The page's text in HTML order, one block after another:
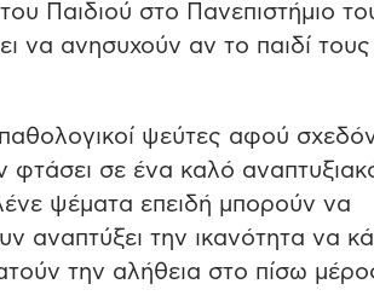
Παιδιού στο Πανεπιστήμιο
να ανησυχούν αν το παιδί τους
παθολογικοί ψεύτες αφού
φτάσει σε ένα καλό
ψέματα επειδή μπορούν να
αναπτύξει την ικανότητα να
την αλήθεια στο πίσω